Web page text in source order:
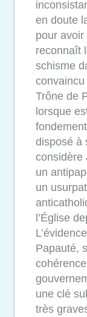
en doute
pour
reconnaît
schisme
Trône de
lorsque
disposé à
considère
un
un
l’Église
Papauté,
une clé
très